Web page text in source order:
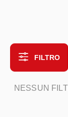
FILTRO
NESSUN